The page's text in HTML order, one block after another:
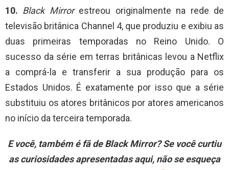
10. Black Mirrorestreou originalmente na rede de
televisão britânica Channel 4, que produziu e exibiu as
duas primeiras temporadas no Reino Unido. O
sucesso da série em terras britânicas levou a Netflix
a comprá-la e transferir a sua produção para os
Estados Unidos. É exatamente por isso que a série
substituiu os atores britânicos por atores americanos
no início da terceira temporada.
E você, também é fã de Black Mirror? Se você curtiu
as curiosidades apresentadas aqui, não se esqueça